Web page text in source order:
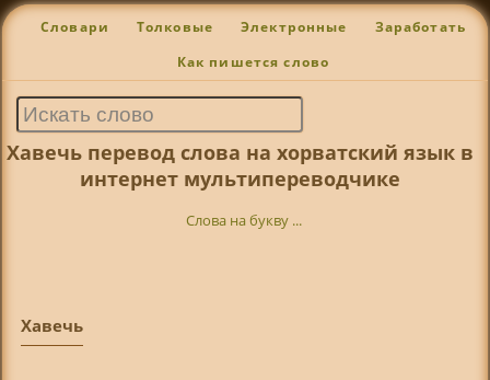
Словари Толковые Электронные Заработать
Как пишется слово
Хавечь перевод слова на хорватский язык в
интернет мультипереводчике
Слова на букву ...
Хавечь